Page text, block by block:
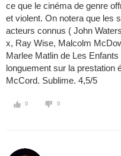
ce que le cinéma de genre
et violent. On notera que les
acteurs connus ( John
x, Ray Wise, Malcolm
Marlee Matlin de Les
longuement sur la prestation
McCord. Sublime. 4,5/5
0 0